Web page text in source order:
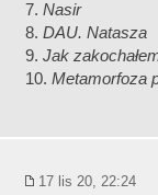
7.Nasir
8.DAU. Natasza
9.Jak
10.Metamorfoza
17 lis 20, 22:24